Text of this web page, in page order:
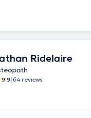
my stay abroad, I have
which gives me an intimate
noted and invoiced
Ridelaire
9.9|64 reviews